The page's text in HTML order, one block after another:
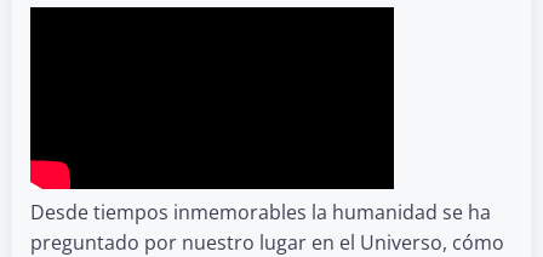
Desde tiempos inmemorables la humanidad se ha
preguntado por nuestro lugar en el Universo, cómo